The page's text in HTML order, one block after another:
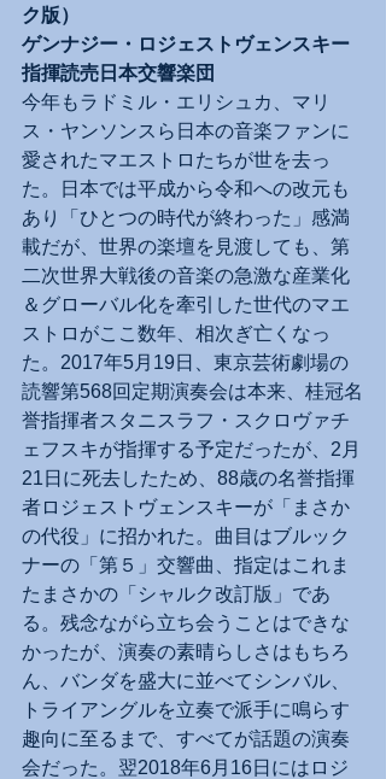
ク版）
ゲンナジー・ロジェストヴェンスキー
指揮読売日本交響楽団
今年もラドミル・エリシュカ、マリ
ス・ヤンソンスら日本の音楽ファンに
愛されたマエストロたちが世を去っ
た。日本では平成から令和への改元も
あり「ひとつの時代が終わった」感満
載だが、世界の楽壇を見渡しても、第
二次世界大戦後の音楽の急激な産業化
＆グローバル化を牽引した世代のマエ
ストロがここ数年、相次ぎ亡くなっ
た。2017年5月19日、東京芸術劇場の
読響第568回定期演奏会は本来、桂冠名
誉指揮者スタニスラフ・スクロヴァチ
ェフスキが指揮する予定だったが、2月
21日に死去したため、88歳の名誉指揮
者ロジェストヴェンスキーが「まさか
の代役」に招かれた。曲目はブルック
ナーの「第５」交響曲、指定はこれま
たまさかの「シャルク改訂版」であ
る。残念ながら立ち会うことはできな
かったが、演奏の素晴らしさはもちろ
ん、バンダを盛大に並べてシンバル、
トライアングルを立奏で派手に鳴らす
趣向に至るまで、すべてが話題の演奏
会だった。翌2018年6月16日にはロジ